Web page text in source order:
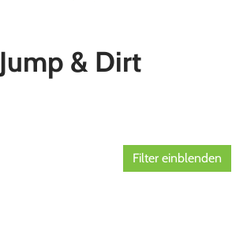
Jump & Dirt
Filter einblenden